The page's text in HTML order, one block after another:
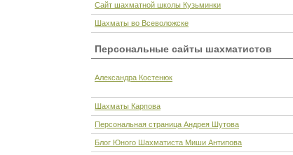
Сайт шахматной школы Кузьминки
Шахматы во Всеволожске
Персональные сайты шахматистов
Александра Костенюк
Шахматы Карпова
Персональная страница Андрея Шутова
Блог Юного Шахматиста Миши Антипова